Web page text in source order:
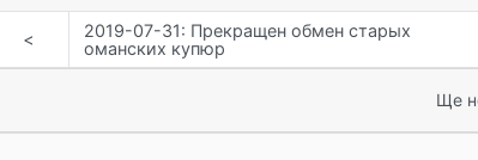
<
2019-07-31: Прекращен обмен старых
оманских купюр
Ще